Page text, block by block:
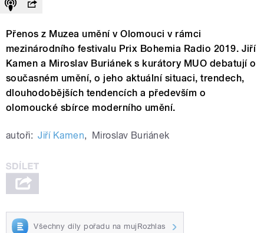
Přenos z Muzea umění v Olomouci v rámci
mezinárodního festivalu Prix Bohemia Radio 2019. Jiří
Kamen a Miroslav Buriánek s kurátory MUO debatují o
současném umění, o jeho aktuální situaci, trendech,
dlouhodobějších tendencích a především o
olomoucké sbírce moderního umění.
autoři: Jiří Kamen, Miroslav Buriánek
Všechny díly pořadu na mujRozhlas